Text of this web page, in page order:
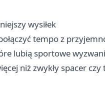
wysiłek
tempo z
lubią sportowe
niż zwykły spacer